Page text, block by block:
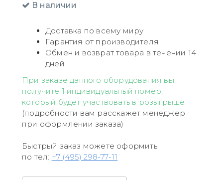
В наличии
Доставка по всему миру
Гарантия от производителя
Обмен и возврат товара в течении 14
дней
При заказе данного оборудования вы
получите 1 индивидуальный номер,
который будет участвовать в розыгрыше
(подробности вам расскажет менеджер
при оформлении заказа)
Быстрый заказ можете оформить
по тел: +7 (495) 298-77-11